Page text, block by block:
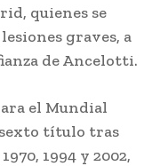
quienes se
graves, a
de Ancelotti.
el Mundial
sexto título tras
1994 y 2002,